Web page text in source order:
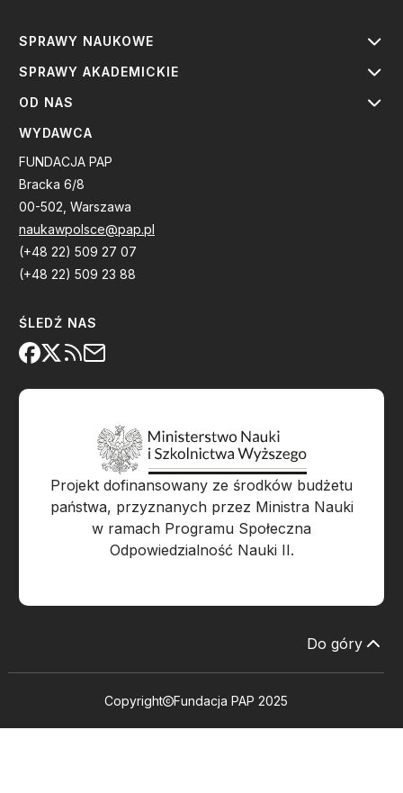
SPRAWY NAUKOWE
SPRAWY AKADEMICKIE
OD NAS
WYDAWCA
FUNDACJA PAP
Bracka 6/8
00-502, Warszawa
naukawpolsce@pap.pl
(+48 22) 509 27 07
(+48 22) 509 23 88
ŚLEDŹ NAS
Projekt dofinansowany ze środków budżetu
państwa, przyznanych przez Ministra Nauki
w ramach Programu Społeczna
Odpowiedzialność Nauki II.
Do góry
Copyright Fundacja PAP 2025